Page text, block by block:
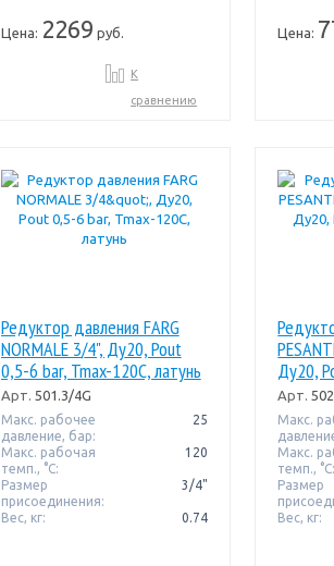
Цена: 2269 руб.
К
сравнению
Цена:
Редуктор давления FARG
NORMALE 3/4", Ду20, Pout
0,5-6 bar, Tmax-120C, латунь
Арт. 501.3/4G
Макс. рабочее
давление, бар:
25
Макс. рабочая
темп., °С:
120
Размер
присоединения:
3/4"
Вес, кг: 0.74
Ду20,
120C,
Арт.
Макс.
Макс.
темп., °С:
Размер
Вес, кг: